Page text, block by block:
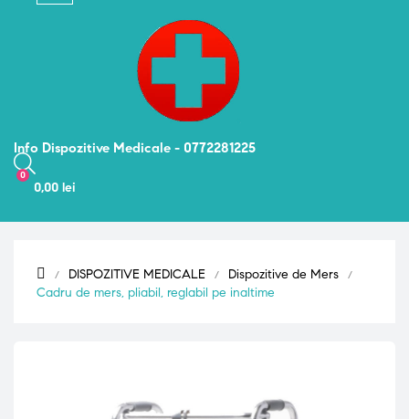
Info Dispozitive Medicale - 0772281225
0
0,00 lei
DISPOZITIVE MEDICALE
Dispozitive de Mers
Cadru de mers, pliabil, reglabil pe inaltime